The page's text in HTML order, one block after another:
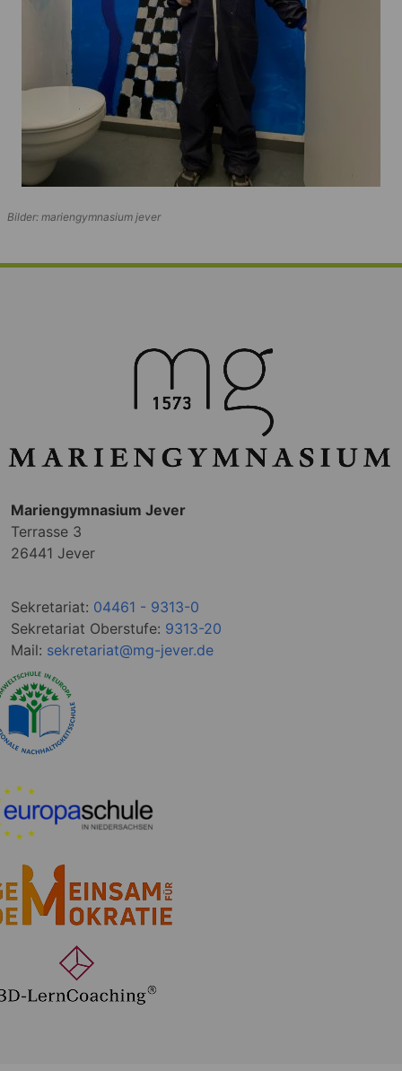
Bilder: mariengymnasium jever
Mariengymnasium Jever
Terrasse 3
26441 Jever
Sekretariat: 04461 - 9313-0
Sekretariat Oberstufe: 9313-20
Mail: sekretariat@mg-jever.de